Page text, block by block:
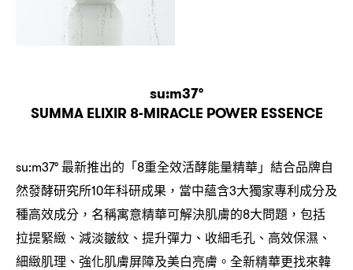
su:m37°
SUMMA ELIXIR 8-MIRACLE POWER ESSENCE
su:m37° 最新推出的「8重全效活酵能量精華」結合品牌自
然發酵研究所10年科研成果 ， 當中蘊含3大獨家專利成分及
種高效成分 ， 名稱寓意精華可解決肌膚的8大問題 ， 包括
拉提緊緻、減淡皺紋、提升彈力、收細毛孔、高效保濕、
細緻肌理、強化肌膚屏障及美白亮膚。全新精華更找來韓